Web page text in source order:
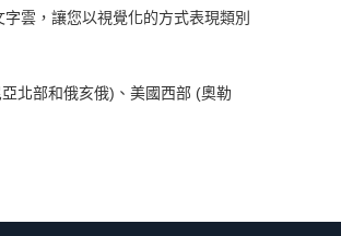
雲，讓您以視覺化的方式表現類別
北部和俄亥俄)、美國西部 (奧勒